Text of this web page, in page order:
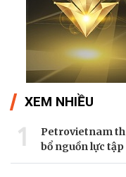
XEM NHIỀU
1
Petrovietnam
bổ nguồn lực